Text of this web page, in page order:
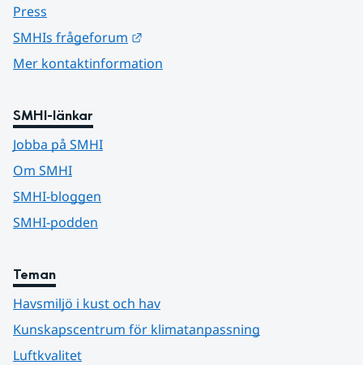
Press
SMHIs frågeforum
Mer kontaktinformation
SMHI-länkar
Jobba på SMHI
Om SMHI
SMHI-bloggen
SMHI-podden
Teman
Havsmiljö i kust och hav
Kunskapscentrum för klimatanpassning
Luftkvalitet